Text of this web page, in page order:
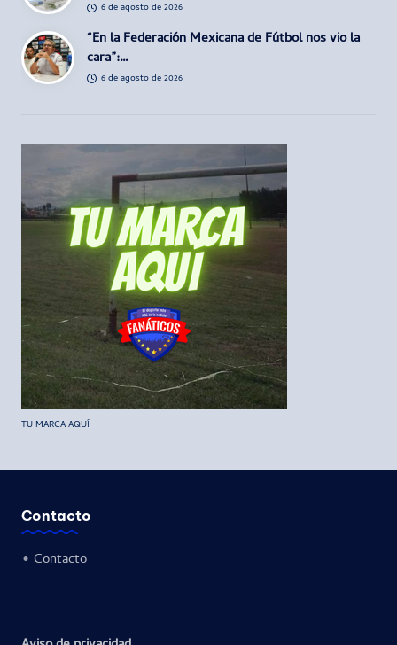
6 de agosto de 2026
“En la Federación Mexicana de Fútbol nos vio la
cara”:…
6 de agosto de 2026
TU MARCA AQUÍ
Contacto
• Contacto